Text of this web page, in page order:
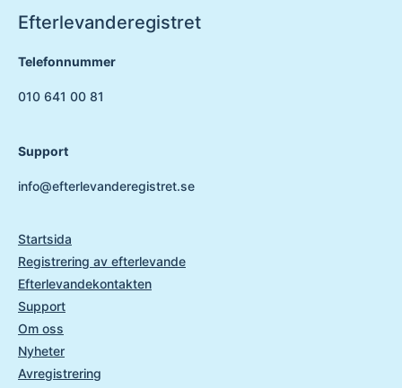
Efterlevanderegistret
Telefonnummer
010 641 00 81
Support
info@efterlevanderegistret.se
Startsida
Registrering av efterlevande
Efterlevandekontakten
Support
Om oss
Nyheter
Avregistrering